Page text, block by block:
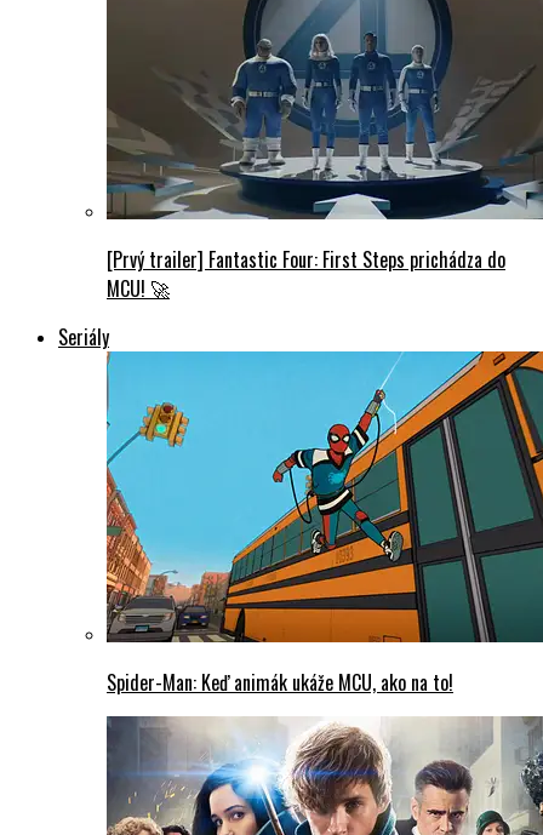
[Prvý trailer] Fantastic Four: First Steps prichádza do
MCU! 🚀
Seriály
Spider-Man: Keď animák ukáže MCU, ako na to!